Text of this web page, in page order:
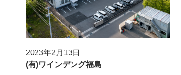
2023年2月13日
(有)ワインデング福島